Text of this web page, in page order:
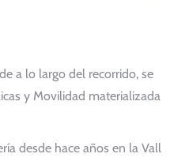
a lo largo del recorrido, se
y Movilidad materializada
desde hace años en la Vall